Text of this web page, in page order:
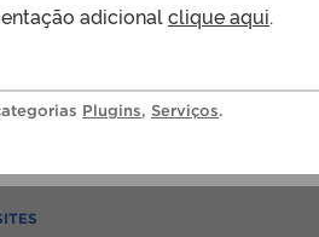
adicionalclique aqui.
Plugins, Serviços.